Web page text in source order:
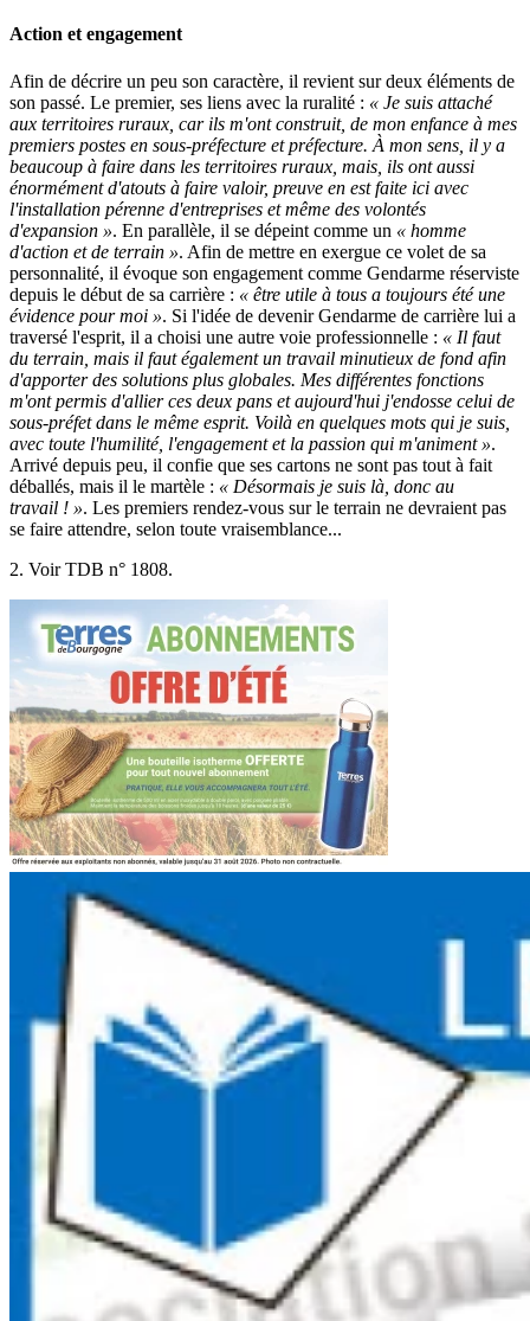
Action et engagement
Afin de décrire un peu son caractère, il revient sur deux éléments de
son passé. Le premier, ses liens avec la ruralité : « Je suis attaché
aux territoires ruraux, car ils m'ont construit, de mon enfance à mes
premiers postes en sous-préfecture et préfecture. À mon sens, il y a
beaucoup à faire dans les territoires ruraux, mais, ils ont aussi
énormément d'atouts à faire valoir, preuve en est faite ici avec
l'installation pérenne d'entreprises et même des volontés
d'expansion ». En parallèle, il se dépeint comme un « homme
d'action et de terrain ». Afin de mettre en exergue ce volet de sa
personnalité, il évoque son engagement comme Gendarme réserviste
depuis le début de sa carrière : « être utile à tous a toujours été une
évidence pour moi ». Si l'idée de devenir Gendarme de carrière lui a
traversé l'esprit, il a choisi une autre voie professionnelle : « Il faut
du terrain, mais il faut également un travail minutieux de fond afin
d'apporter des solutions plus globales. Mes différentes fonctions
m'ont permis d'allier ces deux pans et aujourd'hui j'endosse celui de
sous-préfet dans le même esprit. Voilà en quelques mots qui je suis,
avec toute l'humilité, l'engagement et la passion qui m'animent ».
Arrivé depuis peu, il confie que ses cartons ne sont pas tout à fait
déballés, mais il le martèle : « Désormais je suis là, donc au
travail ! ». Les premiers rendez-vous sur le terrain ne devraient pas
se faire attendre, selon toute vraisemblance...
2. Voir TDB n° 1808.